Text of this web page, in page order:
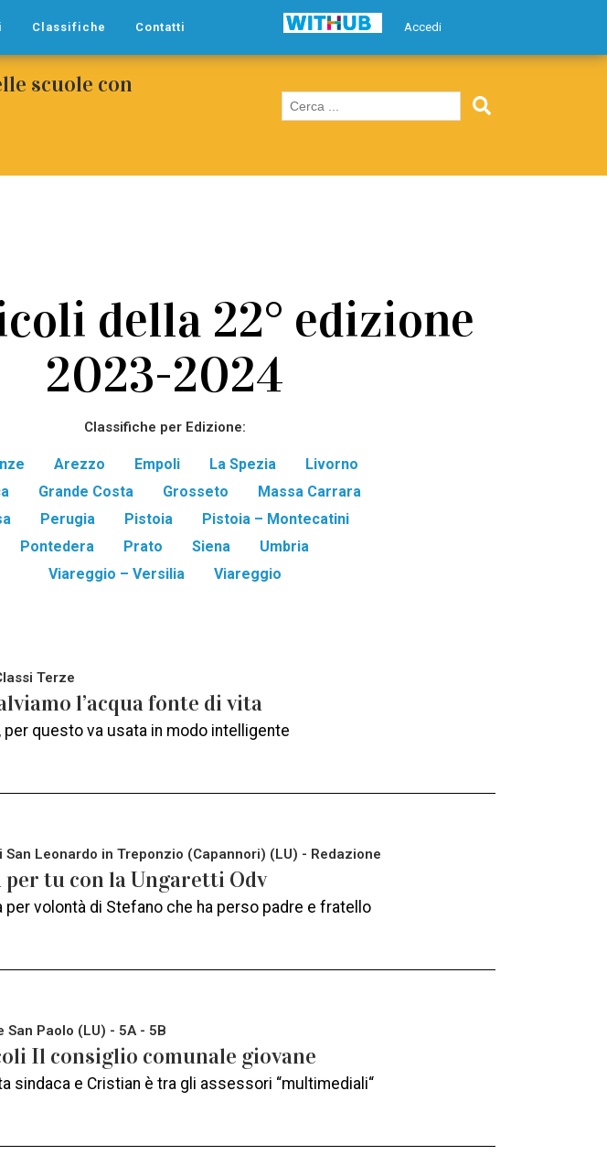
Accedi
Classifiche Contatti
scuole con
della 22° edizione
2023-2024
Classifiche per Edizione:
Arezzo Empoli La Spezia
Livorno
Grande Costa Grosseto
Massa Carrara
Perugia Pistoia
Pistoia – Montecatini
Pontedera
Prato Siena
Umbria
Viareggio – Versilia
Viareggio
Terze
l’acqua fonte di vita
per questo va usata in modo intelligente
Leonardo in Treponzio (Capannori) (LU) - Redazione
tu con la Ungaretti Odv
per volontà di Stefano che ha perso padre e fratello
San Paolo (LU) - 5A - 5B
Il consiglio comunale giovane
sindaca e Cristian è tra gli assessori “multimediali“